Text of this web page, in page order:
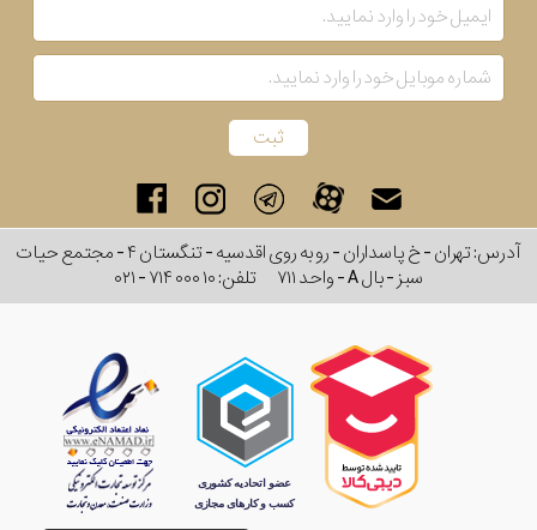
آدرس: تهران - خ پاسداران - رو به روی اقدسیه - تنگستان ۴ - مجتمع حیات
سبز - بال A - واحد ۷۱۱
تلفن:۰۲۱ - ۷۱۴ ۰۰۰ ۱۰